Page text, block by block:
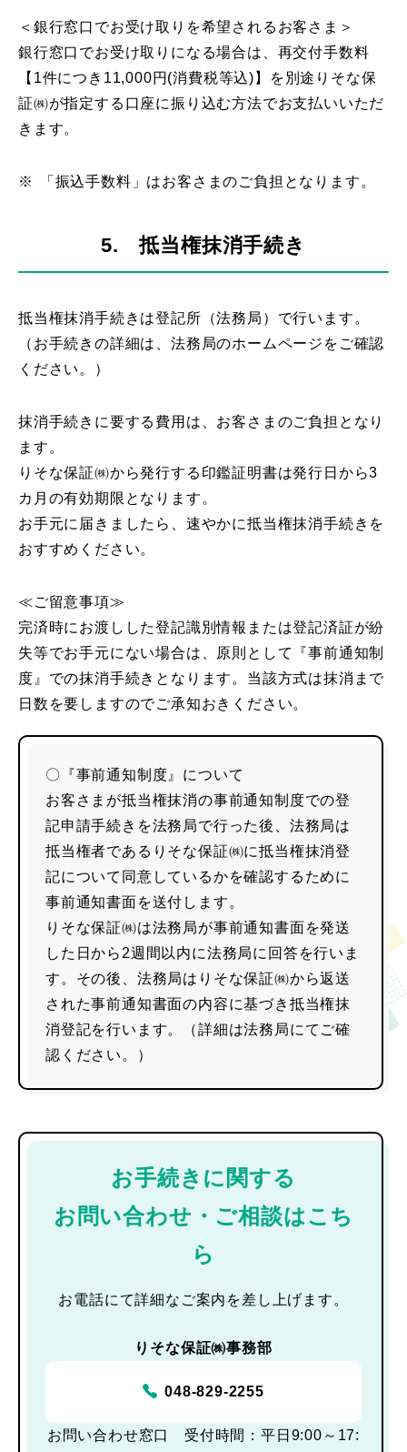
＜銀行窓口でお受け取りを希望されるお客さま＞
銀行窓口でお受け取りになる場合は、再交付手数料
【1件につき11,000円(消費税等込)】を別途りそな保
証㈱が指定する口座に振り込む方法でお支払いいただ
きます。
※ 「振込手数料」はお客さまのご負担となります。
5. 抵当権抹消手続き
抵当権抹消手続きは登記所（法務局）で行います。
（お手続きの詳細は、法務局のホームページをご確認
ください。）
抹消手続きに要する費用は、お客さまのご負担となり
ます。
りそな保証㈱から発行する印鑑証明書は発行日から3
カ月の有効期限となります。
お手元に届きましたら、速やかに抵当権抹消手続きを
おすすめください。
≪ご留意事項≫
完済時にお渡しした登記識別情報または登記済証が紛
失等でお手元にない場合は、原則として『事前通知制
度』での抹消手続きとなります。当該方式は抹消まで
日数を要しますのでご承知おきください。
〇『事前通知制度』について
お客さまが抵当権抹消の事前通知制度での登
記申請手続きを法務局で行った後、法務局は
抵当権者であるりそな保証㈱に抵当権抹消登
記について同意しているかを確認するために
事前通知書面を送付します。
りそな保証㈱は法務局が事前通知書面を発送
した日から2週間以内に法務局に回答を行いま
す。その後、法務局はりそな保証㈱から返送
された事前通知書面の内容に基づき抵当権抹
消登記を行います。（詳細は法務局にてご確
認ください。）
お手続きに関する
お問い合わせ・ご相談はこち
ら
お電話にて詳細なご案内を差し上げます。
りそな保証㈱事務部
048-829-2255
お問い合わせ窓口 受付時間：平日9:00～17: